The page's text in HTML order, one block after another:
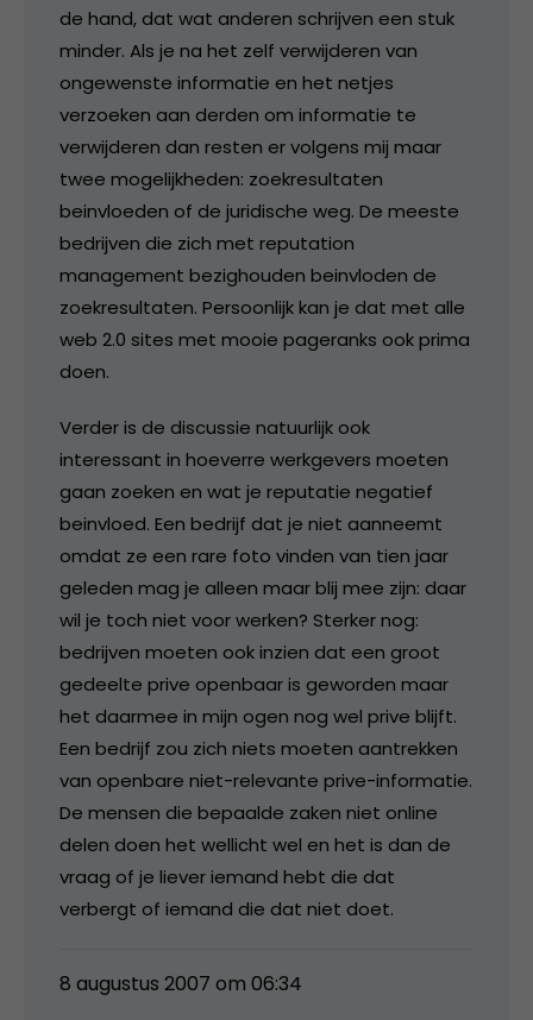
de hand, dat wat anderen schrijven een stuk
minder. Als je na het zelf verwijderen van
ongewenste informatie en het netjes
verzoeken aan derden om informatie te
verwijderen dan resten er volgens mij maar
twee mogelijkheden: zoekresultaten
beinvloeden of de juridische weg. De meeste
bedrijven die zich met reputation
management bezighouden beinvloden de
zoekresultaten. Persoonlijk kan je dat met alle
web 2.0 sites met mooie pageranks ook prima
doen.
Verder is de discussie natuurlijk ook
interessant in hoeverre werkgevers moeten
gaan zoeken en wat je reputatie negatief
beinvloed. Een bedrijf dat je niet aanneemt
omdat ze een rare foto vinden van tien jaar
geleden mag je alleen maar blij mee zijn: daar
wil je toch niet voor werken? Sterker nog:
bedrijven moeten ook inzien dat een groot
gedeelte prive openbaar is geworden maar
het daarmee in mijn ogen nog wel prive blijft.
Een bedrijf zou zich niets moeten aantrekken
van openbare niet-relevante prive-informatie.
De mensen die bepaalde zaken niet online
delen doen het wellicht wel en het is dan de
vraag of je liever iemand hebt die dat
verbergt of iemand die dat niet doet.
8 augustus 2007 om 06:34